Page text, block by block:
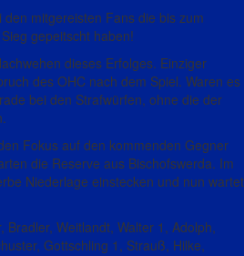
mitgereisten Fans die bis zum
gepeitscht haben!
dieses Erfolges. Einziger
des OHC nach dem Spiel. Waren es
bei den Strafwürfen, ohne die der
Fokus auf den kommenden Gegner
die Reserve aus Bischofswerda. Im
Niederlage einstecken und nun wartet
Bradler, Weitlandt, Walter 1, Adolph,
Gottschling 1, Strauß, Hilke,